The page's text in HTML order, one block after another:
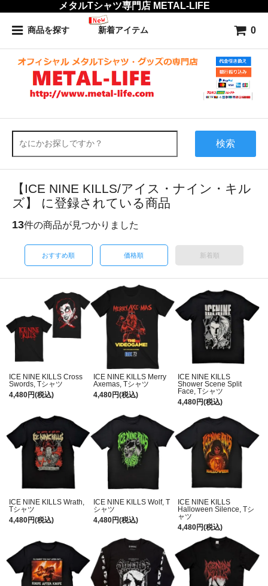
メタルTシャツ専門店 METAL-LIFE
商品を探す 新着アイテム 0
検索
【ICE NINE KILLS/アイス・ナイン・キル
ズ】 に登録されている商品
13件の商品が見つかりました
おすすめ順 価格順 新着順
ICE NINE KILLS Cross
Swords, Tシャツ
4,480円(税込)
ICE NINE KILLS Merry
Axemas, Tシャツ
4,480円(税込)
ICE NINE KILLS
Shower Scene Split
Face, Tシャツ
4,480円(税込)
ICE NINE KILLS Wrath,
Tシャツ
4,480円(税込)
ICE NINE KILLS Wolf, T
シャツ
4,480円(税込)
ICE NINE KILLS
Halloween Silence, Tシ
ャツ
4,480円(税込)